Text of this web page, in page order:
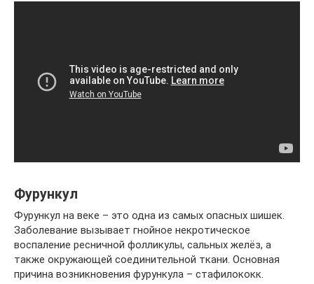
Фурункул
Фурункул на веке – это одна из самых опасных шишек.
Заболевание вызывает гнойное некротическое
воспаление ресничной фолликулы, сальных желёз, а
также окружающей соединительной ткани. Основная
причина возникновения фурункула – стафилококк.